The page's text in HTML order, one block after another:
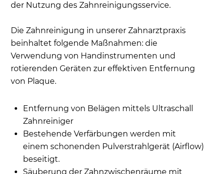
der Nutzung des Zahnreinigungsservice.
Die Zahnreinigung in unserer Zahnarztpraxis
beinhaltet folgende Maßnahmen: die
Verwendung von Handinstrumenten und
rotierenden Geräten zur effektiven Entfernung
von Plaque.
Entfernung von Belägen mittels Ultraschall
Zahnreiniger
Bestehende Verfärbungen werden mit
einem schonenden Pulverstrahlgerät (Airflow)
beseitigt.
Säuberung der Zahnzwischenräume mit